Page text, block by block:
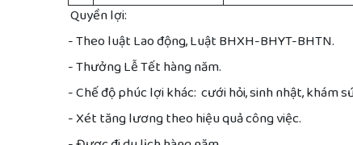
Quyền lợi:
- Theo luật Lao động, Luật BHXH-BHYT-BHTN.
- Thưởng Lễ Tết hàng năm.
- Chế độ phúc lợi khác: cưới hỏi, sinh nhật, khám
- Xét tăng lương theo hiệu quả công việc.